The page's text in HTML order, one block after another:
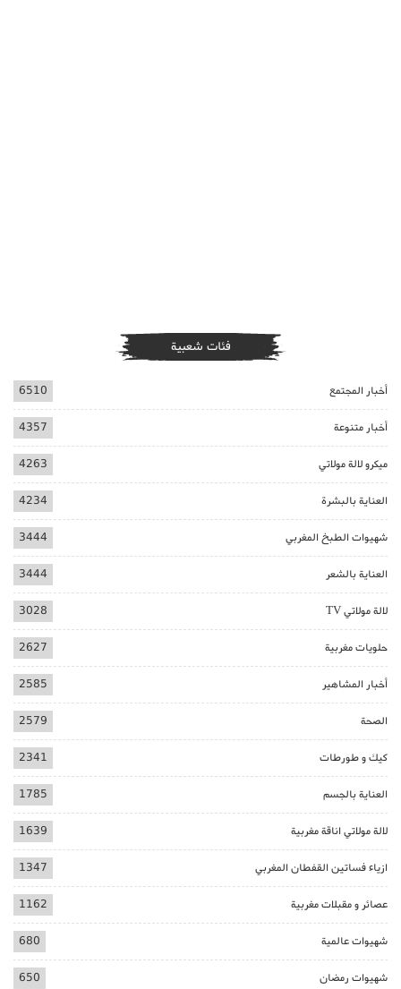
فئات شعبية
أخبار المجتمع 6510
أخبار متنوعة 4357
ميكرو لالة مولاتي 4263
العناية بالبشرة 4234
شهيوات الطبخ المغربي 3444
العناية بالشعر 3444
لالة مولاتي TV 3028
حلويات مغربية 2627
أخبار المشاهير 2585
الصحة 2579
كيك و طورطات 2341
العناية بالجسم 1785
لالة مولاتي اناقة مغربية 1639
ازياء فساتين القفطان المغربي 1347
عصائر و مقبلات مغربية 1162
شهيوات عالمية 680
شهيوات رمضان 650